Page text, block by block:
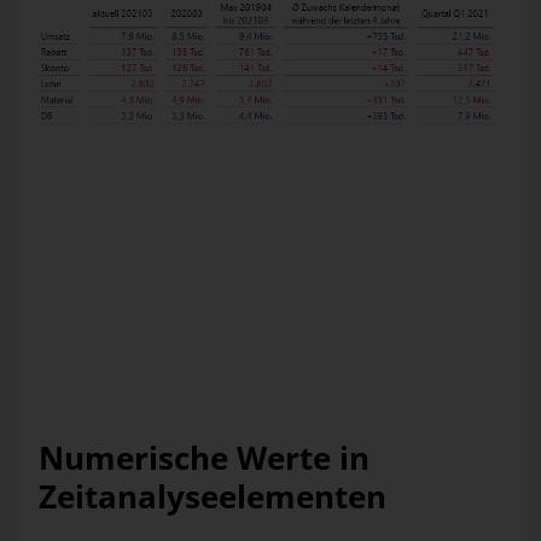
Numerische Werte in
Zeitanalyseelementen